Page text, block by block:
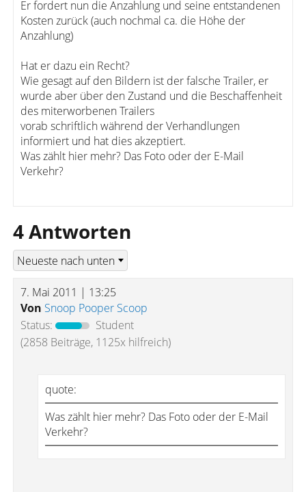
Er fordert nun die Anzahlung und seine entstandenen
Kosten zurück (auch nochmal ca. die Höhe der
Anzahlung)
Hat er dazu ein Recht?
Wie gesagt auf den Bildern ist der falsche Trailer, er
wurde aber über den Zustand und die Beschaffenheit
des miterworbenen Trailers
vorab schriftlich während der Verhandlungen
informiert und hat dies akzeptiert.
Was zählt hier mehr? Das Foto oder der E-Mail
Verkehr?
4 Antworten
7. Mai 2011 | 13:25
Von Snoop Pooper Scoop
Status:
Student
(2858 Beiträge, 1125x hilfreich)
quote:
Was zählt hier mehr? Das Foto oder der E-Mail
Verkehr?